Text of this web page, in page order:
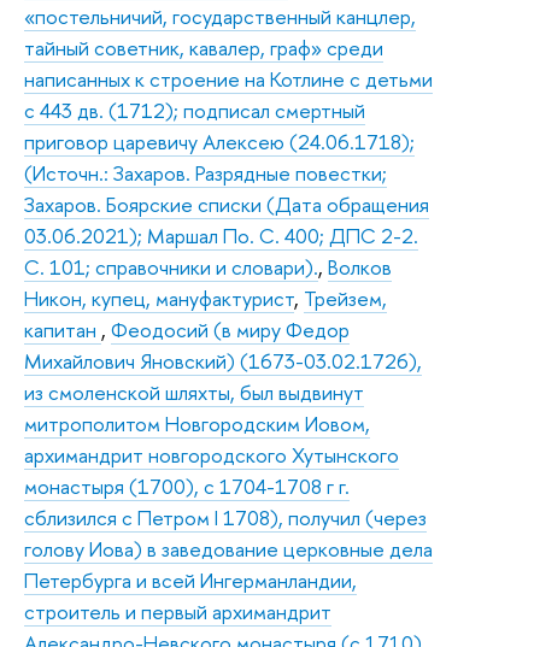
«постельничий, государственный канцлер,
тайный советник, кавалер, граф» среди
написанных к строение на Котлине с детьми
с 443 дв. (1712); подписал смертный
приговор царевичу Алексею (24.06.1718);
(Источн.: Захаров. Разрядные повестки;
Захаров. Боярские списки (Дата обращения
03.06.2021); Маршал По. С. 400; ДПС 2-2.
С. 101; справочники и словари)., Волков
Никон, купец, мануфактурист, Трейзем,
капитан , Феодосий (в миру Федор
Михайлович Яновский) (1673-03.02.1726),
из смоленской шляхты, был выдвинут
митрополитом Новгородским Иовом,
архимандрит новгородского Хутынского
монастыря (1700), с 1704-1708 г г.
сблизился с Петром I 1708), получил (через
голову Иова) в заведование церковные дела
Петербурга и всей Ингерманландии,
строитель и первый архимандрит